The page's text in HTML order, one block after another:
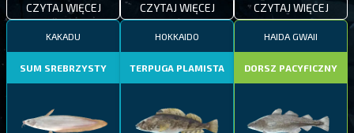
CZYTAJ WIĘCEJ CZYTAJ WIĘCEJ CZYTAJ WIĘCEJ
KAKADU
SUM SREBRZYSTY
HOKKAIDO
TERPUGA PLAMISTA
HAIDA GWAII
DORSZ PACYFICZNY